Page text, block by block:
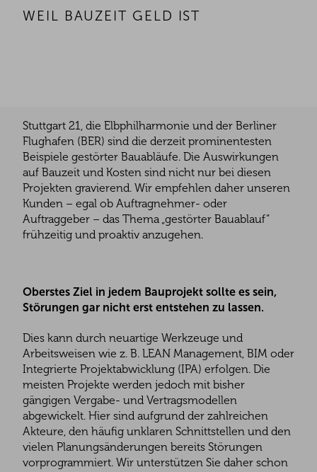
WEIL BAUZEIT GELD IST
Stuttgart 21, die Elbphilharmonie und der Berliner
Flughafen (BER) sind die derzeit prominentesten
Beispiele gestörter Bauabläufe. Die Auswirkungen
auf Bauzeit und Kosten sind nicht nur bei diesen
Projekten gravierend. Wir empfehlen daher unseren
Kunden – egal ob Auftragnehmer- oder
Auftraggeber – das Thema „gestörter Bauablauf“
frühzeitig und proaktiv anzugehen.
Oberstes Ziel in jedem Bauprojekt sollte es sein,
Störungen gar nicht erst entstehen zu lassen.
Dies kann durch neuartige Werkzeuge und
Arbeitsweisen wie z. B. LEAN Management, BIM oder
Integrierte Projektabwicklung (IPA) erfolgen. Die
meisten Projekte werden jedoch mit bisher
gängigen Vergabe- und Vertragsmodellen
abgewickelt. Hier sind aufgrund der zahlreichen
Akteure, den häufig unklaren Schnittstellen und den
vielen Planungsänderungen bereits Störungen
vorprogrammiert. Wir unterstützen Sie daher schon